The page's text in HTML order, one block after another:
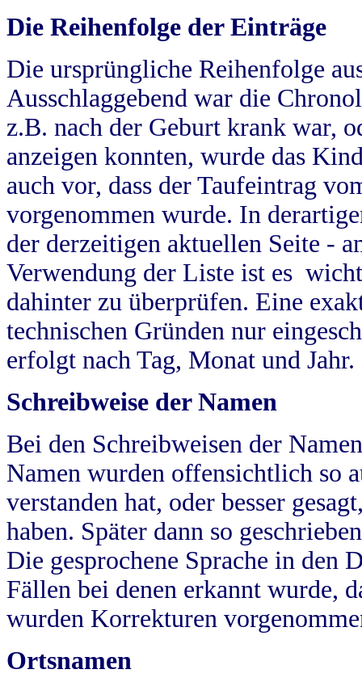
Die Reihenfolge der Einträge
Die ursprüngliche Reihenfolge
Ausschlaggebend war die
z.B. nach der Geburt krank war,
anzeigen konnten, wurde das
auch vor, dass der Taufeintrag
vorgenommen wurde. In
der derzeitigen aktuellen Seite -
Verwendung der Liste ist es
dahinter zu überprüfen. Eine
technischen Gründen nur
erfolgt nach Tag, Monat und Jahr.
Schreibweise der Namen
Bei den Schreibweisen der
Namen wurden offensichtlich so
verstanden hat, oder besser
haben. Später dann so
Die gesprochene Sprache in
Fällen bei denen erkannt wurde,
wurden Korrekturen
Ortsnamen